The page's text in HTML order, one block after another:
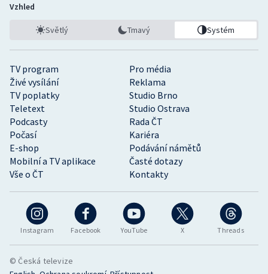
Instagram Facebook YouTube X Threads
TV program
Pro média
Živé vysílání
Reklama
TV poplatky
Studio Brno
Teletext
Studio Ostrava
Podcasty
Rada ČT
Počasí
Kariéra
E-shop
Podávání námětů
Mobilní a TV aplikace
Časté dotazy
Vše o ČT
Kontakty
Vzhled
Světlý Tmavý Systém
© Česká televize